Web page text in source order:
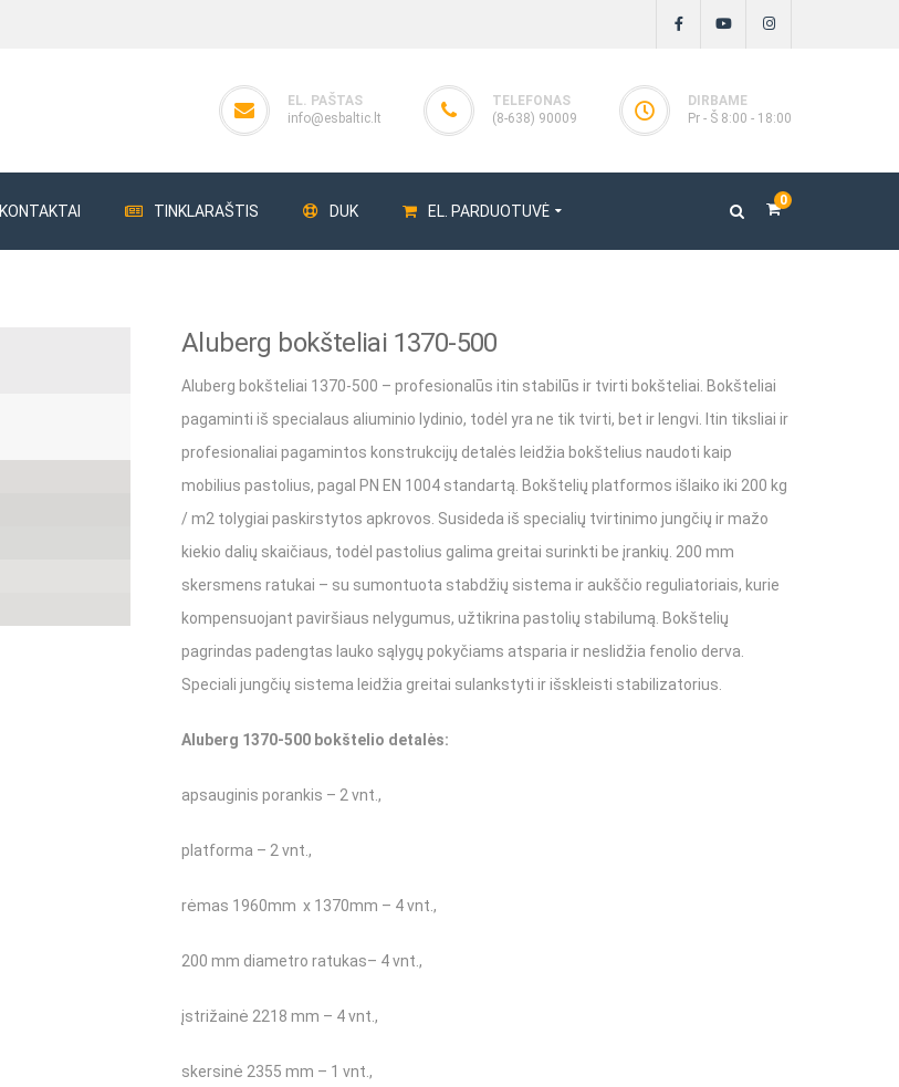
EL. PAŠTAS
info@esbaltic.lt
TELEFONAS
(8-638) 90009
DIRBAME
Pr - Š 8:00 - 18:00
KONTAKTAI TINKLARAŠTIS DUK EL. PARDUOTUVĖ
Perdangos statramsčiai
Pamatų ir sienų klojiniai
Klojiniai pamatams DISTANZIATORI
Giluminiai vibratoriai
Giluminiai vibratoriai ENAR
Betono bunkeriai BOSCARO
Mini ekskavatoriai
Padėklų šakės
Palečių šakės Boscaro
Kranų priedai
0
Aluberg bokšteliai 1370-500
Aluberg bokšteliai 1370-500 – profesionalūs itin stabilūs ir tvirti bokšteliai. Bokšteliai
pagaminti iš specialaus aliuminio lydinio, todėl yra ne tik tvirti, bet ir lengvi. Itin tiksliai ir
profesionaliai pagamintos konstrukcijų detalės leidžia bokštelius naudoti kaip
mobilius pastolius, pagal PN EN 1004 standartą. Bokštelių platformos išlaiko iki 200 kg
/ m2 tolygiai paskirstytos apkrovos. Susideda iš specialių tvirtinimo jungčių ir mažo
kiekio dalių skaičiaus, todėl pastolius galima greitai surinkti be įrankių. 200 mm
skersmens ratukai – su sumontuota stabdžių sistema ir aukščio reguliatoriais, kurie
kompensuojant paviršiaus nelygumus, užtikrina pastolių stabilumą. Bokštelių
pagrindas padengtas lauko sąlygų pokyčiams atsparia ir neslidžia fenolio derva.
Speciali jungčių sistema leidžia greitai sulankstyti ir išskleisti stabilizatorius.
Aluberg 1370-500 bokštelio detalės:
apsauginis porankis – 2 vnt.,
platforma – 2 vnt.,
rėmas 1960mm x 1370mm – 4 vnt.,
200 mm diametro ratukas– 4 vnt.,
įstrižainė 2218 mm – 4 vnt.,
skersinė 2355 mm – 1 vnt.,